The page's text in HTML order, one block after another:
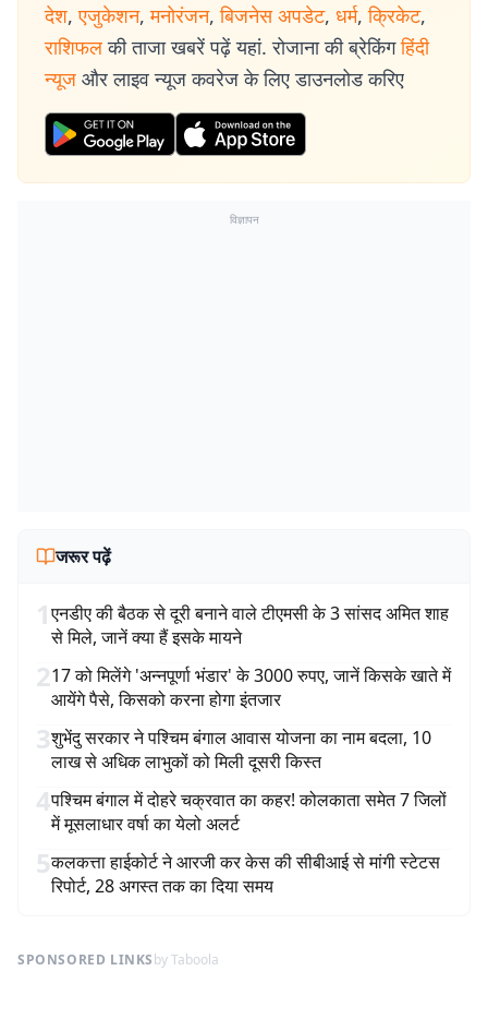
देश, एजुकेशन, मनोरंजन, बिजनेस अपडेट, धर्म, क्रिकेट,
राशिफल की ताजा खबरें पढ़ें यहां. रोजाना की ब्रेकिंग हिंदी
न्यूज और लाइव न्यूज कवरेज के लिए डाउनलोड करिए
विज्ञापन
जरूर पढ़ें
1एनडीए की बैठक से दूरी बनाने वाले टीएमसी के 3 सांसद अमित शाह
से मिले, जानें क्या हैं इसके मायने
217 को मिलेंगे 'अन्नपूर्णा भंडार' के 3000 रुपए, जानें किसके खाते में
आयेंगे पैसे, किसको करना होगा इंतजार
3शुभेंदु सरकार ने पश्चिम बंगाल आवास योजना का नाम बदला, 10
लाख से अधिक लाभुकों को मिली दूसरी किस्त
4पश्चिम बंगाल में दोहरे चक्रवात का कहर! कोलकाता समेत 7 जिलों
में मूसलाधार वर्षा का येलो अलर्ट
5कलकत्ता हाईकोर्ट ने आरजी कर केस की सीबीआई से मांगी स्टेटस
रिपोर्ट, 28 अगस्त तक का दिया समय
SPONSORED LINKSby Taboola